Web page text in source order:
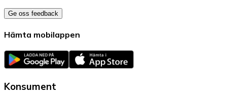
Ge oss feedback
Hämta mobilappen
Konsument